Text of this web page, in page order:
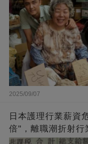
2025/09/07
日本護理行業薪資
倍"，離職潮折射行